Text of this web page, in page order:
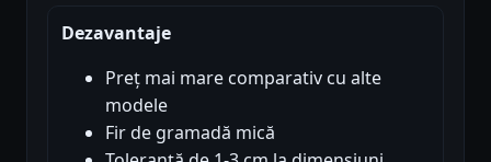
Dezavantaje
Preț mai mare comparativ cu alte
modele
Fir de gramadă mică